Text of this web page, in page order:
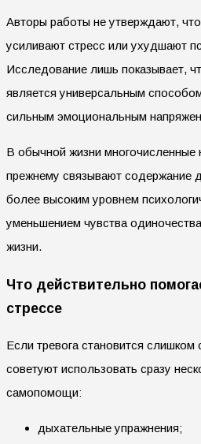
Авторы работы не утверждают,
усиливают стресс или ухудшают
Исследование лишь показывает,
является универсальным
сильным эмоциональным
В обычной жизни многочисленные
прежнему связывают содержание
более высоким уровнем
уменьшением чувства
жизни.
Что действительно
стрессе
Если тревога становится слишком
советуют использовать сразу
самопомощи:
дыхательные упражнения;